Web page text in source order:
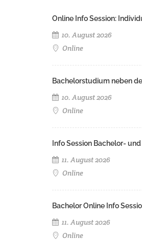
Online Info Session:
10. August 2026
Online
Bachelorstudium neben
10. August 2026
Online
Info Session Bachelor-
11. August 2026
Online
Bachelor Online Info
11. August 2026
Online